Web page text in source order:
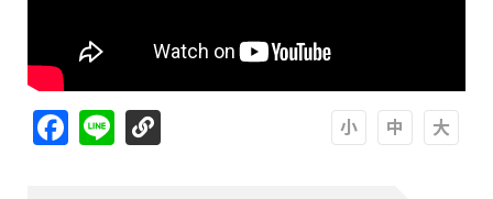
Facebook
Line